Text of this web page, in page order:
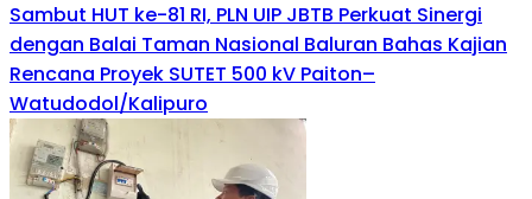
Sambut HUT ke-81 RI, PLN UIP JBTB Perkuat Sinergi
dengan Balai Taman Nasional Baluran Bahas Kajian
Rencana Proyek SUTET 500 kV Paiton–
Watudodol/Kalipuro